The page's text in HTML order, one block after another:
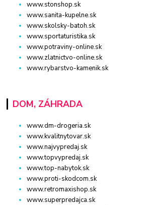
www.stonshop.sk
www.sanita-kupelne.sk
www.skolsky-batoh.sk
www.sportaturistika.sk
www.potraviny-online.sk
www.zlatnictvo-online.sk
www.rybarstvo-kamenik.sk
DOM, ZÁHRADA
www.dm-drogeria.sk
www.kvalitnytovar.sk
www.najvypredaj.sk
www.topvypredaj.sk
www.top-nabytok.sk
www.proti-skodcom.sk
www.retromaxishop.sk
www.superpredajca.sk